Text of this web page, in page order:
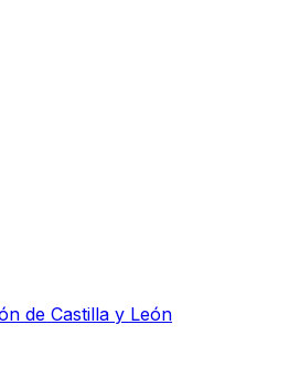
de Castilla y León